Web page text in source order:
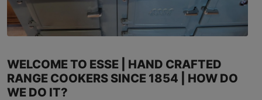
WELCOME TO ESSE | HAND CRAFTED
RANGE COOKERS SINCE 1854 | HOW DO
WE DO IT?